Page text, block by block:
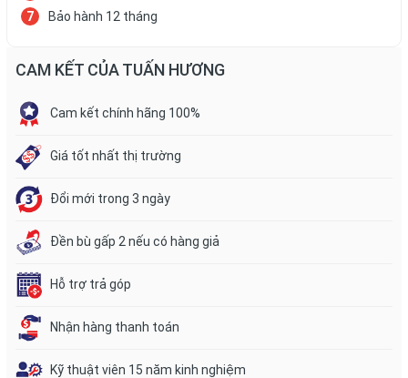
Bảo hành 12 tháng
CAM KẾT CỦA TUẤN HƯƠNG
Cam kết chính hãng 100%
Giá tốt nhất thị trường
Đổi mới trong 3 ngày
Đền bù gấp 2 nếu có hàng giả
Hỗ trợ trả góp
Nhận hàng thanh toán
Kỹ thuật viên 15 năm kinh nghiệm